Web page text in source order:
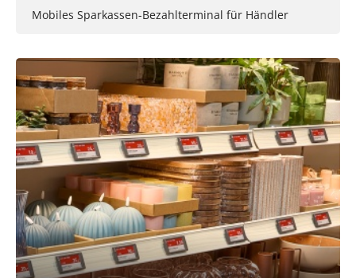
Mobiles Sparkassen-Bezahlterminal für Händler